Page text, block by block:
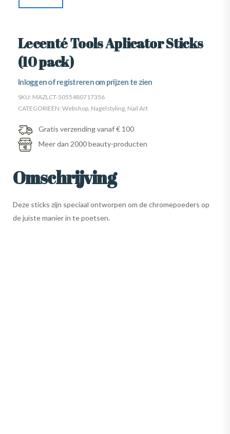
Lecenté Tools Aplicator Sticks
(10 pack)
Inloggen of registreren om prijzen te zien
SKU: MAZLCT-5055480717356
CATEGORIEËN: Webshop Nagelstyling Nail Art
Gratis verzending vanaf € 100
Meer dan 2000 beauty-producten
Omschrijving
Deze sticks zijn speciaal ontworpen om de chromepoeders op
de juiste manier in te poetsen.